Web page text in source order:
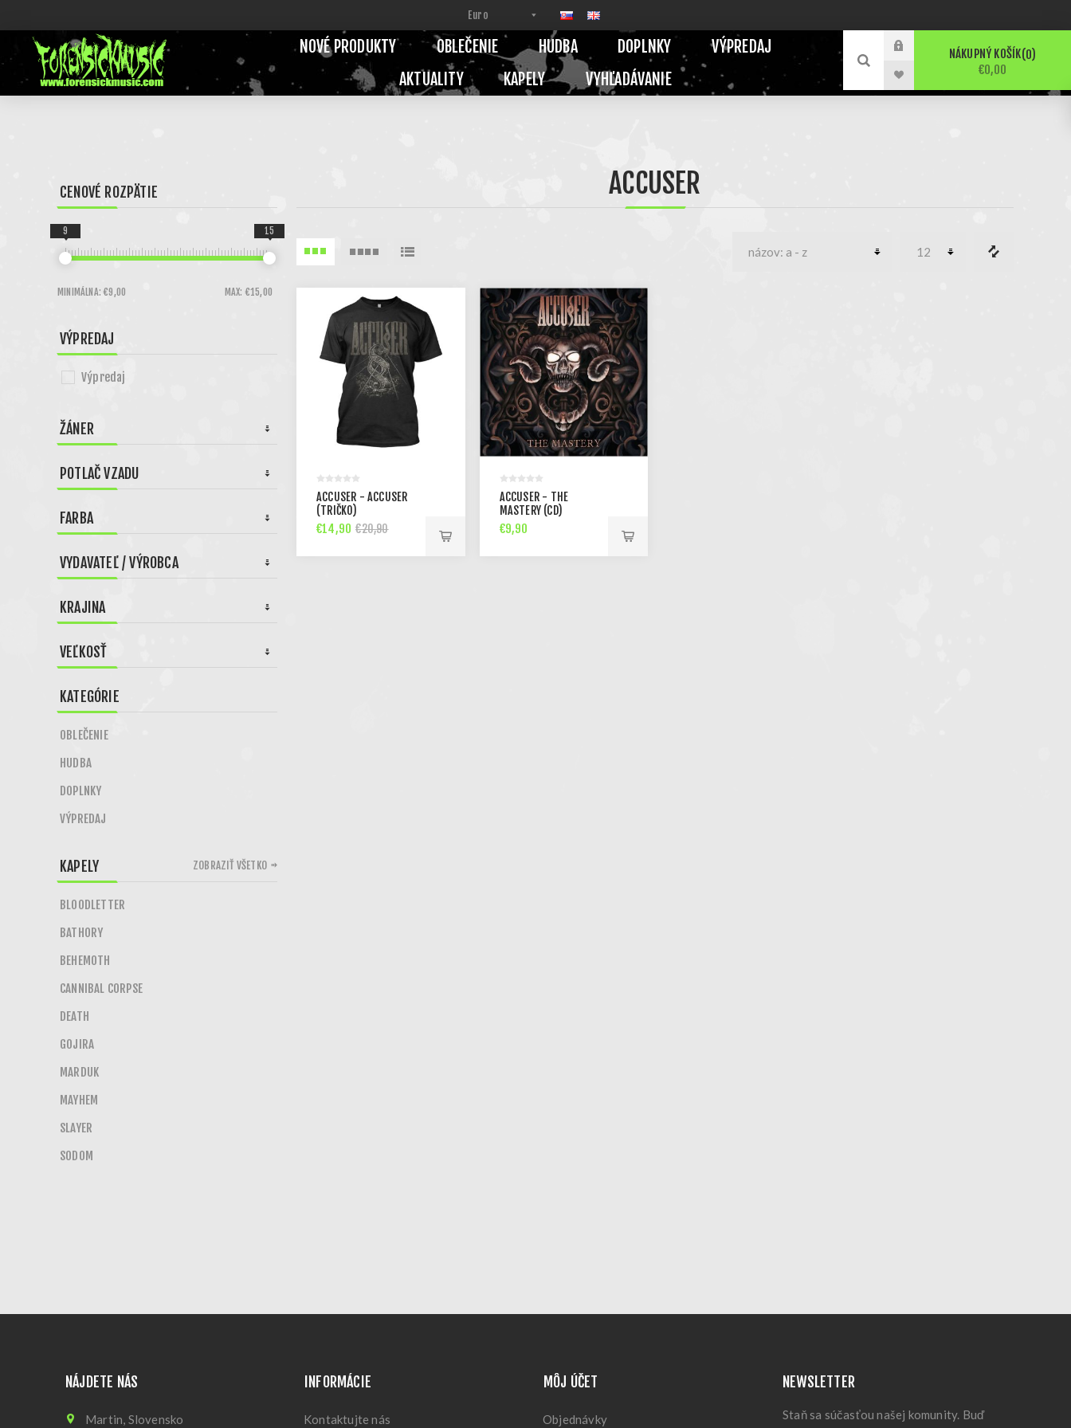
NOVÉ PRODUKTY OBLEČENIE HUDBA DOPLNKY
VÝPREDAJ
AKTUALITY
KAPELY VYHĽADÁVANIE
NÁKUPNÝ KOŠÍK 0
€0,00
ACCUSER
ACCUSER - ACCUSER
(TRIČKO)
€14,90 €20,90
ACCUSER - THE
MASTERY (CD)
€9,90
CENOVÉ ROZPÄTIE
MINIMÁLNA: €9,00 MAX: €15,00
9 15
VÝPREDAJ
Výpredaj
ŽÁNER
POTLAČ VZADU
FARBA
VYDAVATEĽ / VÝROBCA
KRAJINA
VEĽKOSŤ
KATEGÓRIE
OBLEČENIE
HUDBA
DOPLNKY
VÝPREDAJ
KAPELY
BLOODLETTER
BATHORY
BEHEMOTH
CANNIBAL CORPSE
DEATH
GOJIRA
MARDUK
MAYHEM
SLAYER
SODOM
ZOBRAZIŤ VŠETKO
NÁJDETE NÁS
Martin, Slovensko
INFORMÁCIE
Kontaktujte nás
MÔJ ÚČET
Objednávky
NEWSLETTER
Staň sa súčasťou našej komunity. Buď